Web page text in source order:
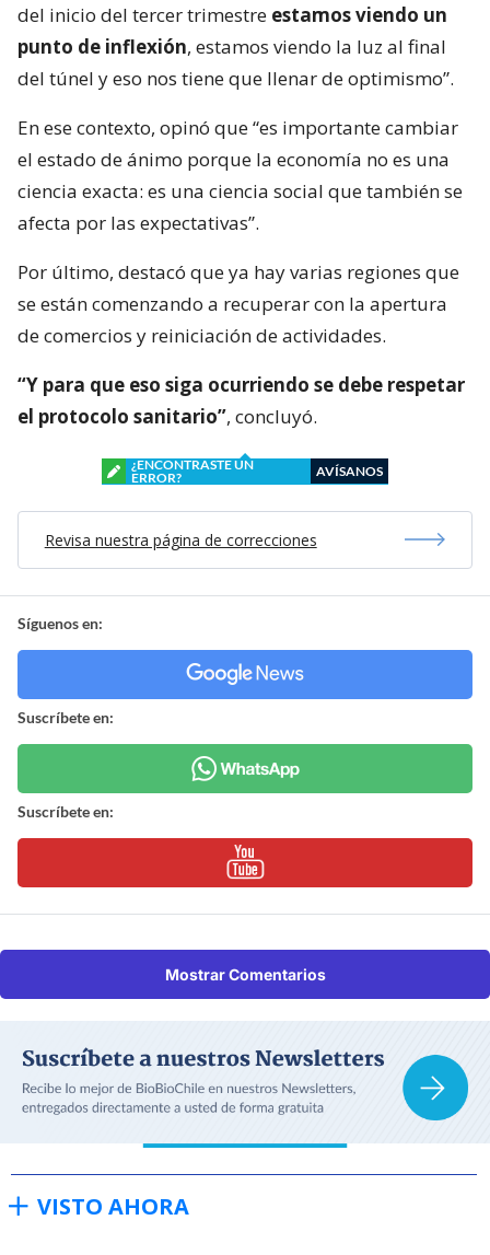
del inicio del tercer trimestre estamos viendo un
punto de inflexión, estamos viendo la luz al final
del túnel y eso nos tiene que llenar de optimismo”.
En ese contexto, opinó que “es importante cambiar
el estado de ánimo porque la economía no es una
ciencia exacta: es una ciencia social que también se
afecta por las expectativas”.
Por último, destacó que ya hay varias regiones que
se están comenzando a recuperar con la apertura
de comercios y reiniciación de actividades.
“Y para que eso siga ocurriendo se debe respetar
el protocolo sanitario”, concluyó.
¿ENCONTRASTE UN
ERROR?
AVÍSANOS
Revisa nuestra página de correcciones
Síguenos en:
Suscríbete en:
Suscríbete en:
Mostrar Comentarios
VISTO AHORA